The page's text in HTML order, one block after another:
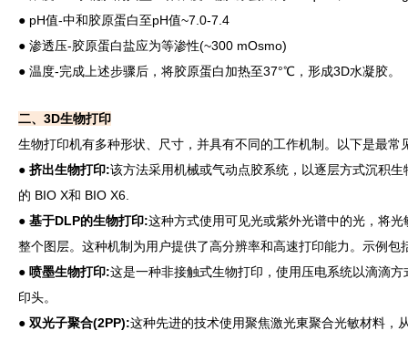
● pH值-中和胶原蛋白至pH值~7.0-7.4
● 渗透压-胶原蛋白盐应为等渗性(~300 mOsmo)
● 温度-完成上述步骤后，将胶原蛋白加热至37°℃，形成3D水凝胶。
二、3D生物打印
生物打印机有多种形状、尺寸，并具有不同的工作机制。以下是最常
● 挤出生物打印:该方法采用机械或气动点胶系统，以逐层方式沉积
的 BIO X和 BIO X6.
● 基于DLP的生物打印:这种方式使用可见光或紫外光谱中的光，将
整个图层。这种机制为用户提供了高分辨率和高速打印能力。示例包
● 喷墨生物打印:这是一种非接触式生物打印，使用压电系统以滴滴
印头。
● 双光子聚合(2PP):这种先进的技术使用聚焦激光東聚合光敏材料，